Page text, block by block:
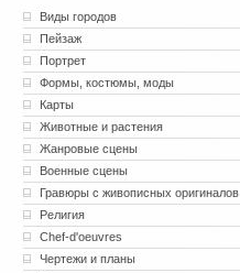
Виды городов
Пейзаж
Портрет
Формы, костюмы, моды
Карты
Животные и растения
Жанровые сцены
Военные сцены
Гравюры с живописных оригиналов
Религия
Chef-d'oeuvres
Чертежи и планы